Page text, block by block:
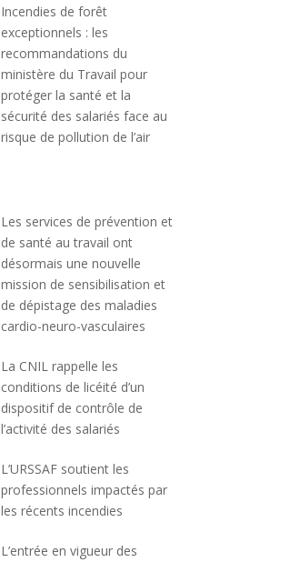
Incendies de forêt
exceptionnels : les
recommandations du
ministère du Travail pour
protéger la santé et la
sécurité des salariés face au
risque de pollution de l’air
Les services de prévention et
de santé au travail ont
désormais une nouvelle
mission de sensibilisation et
de dépistage des maladies
cardio-neuro-vasculaires
La CNIL rappelle les
conditions de licéité d’un
dispositif de contrôle de
l’activité des salariés
L’URSSAF soutient les
professionnels impactés par
les récents incendies
L’entrée en vigueur des